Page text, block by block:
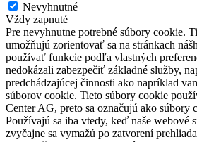
Nevyhnutné
Vždy zapnuté
Pre nevyhnutne potrebné súbory cookie.
umožňujú zorientovať sa na stránkach
používať funkcie podľa vlastných
nedokázali zabezpečiť základné služby,
predchádzajúcej činnosti ako napríklad
súborov cookie. Tieto súbory cookie
Center AG, preto sa označujú ako súbory
Používajú sa iba vtedy, keď naše webové
zvyčajne sa vymažú po zatvorení